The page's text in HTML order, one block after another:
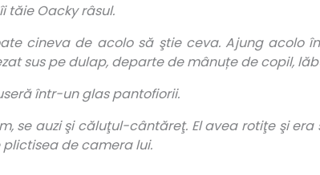
tăie Oacky râsul.
cineva de acolo să ştie ceva. Ajung acolo î
sus pe dulap, departe de mânuțe de copil,
într-un glas pantofiorii.
se auzi şi căluţul-cântăreţ. El avea rotiţe şi
de camera lui.